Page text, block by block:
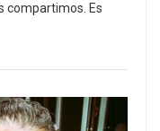
compartimos. Es